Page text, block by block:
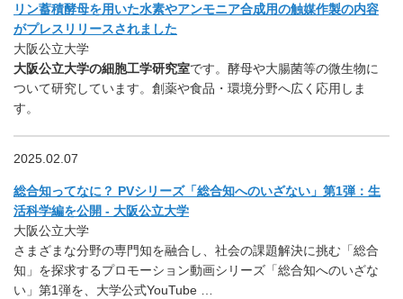
リン蓄積酵母を用いた水素やアンモニア合成用の触媒作製の内容
がプレスリリースされました
大阪公立大学
大阪公立大学の細胞工学研究室です。酵母や大腸菌等の微生物に
ついて研究しています。創薬や食品・環境分野へ広く応用しま
す。
2025.02.07
総合知ってなに？ PVシリーズ「総合知へのいざない」第1弾：生
活科学編を公開 - 大阪公立大学
大阪公立大学
さまざまな分野の専門知を融合し、社会の課題解決に挑む「総合
知」を探求するプロモーション動画シリーズ「総合知へのいざな
い」第1弾を、大学公式YouTube …